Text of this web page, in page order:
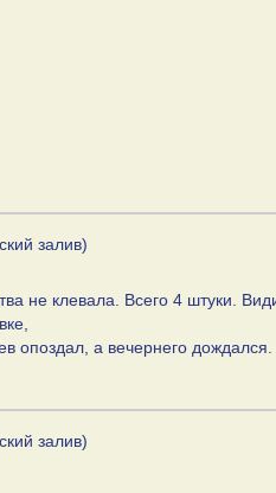
залив)
не клевала. Всего 4 штуки.
опоздал, а вечернего дождался.
залив)